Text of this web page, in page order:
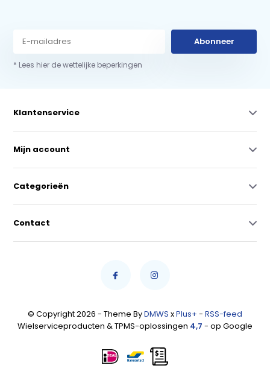
Abonneer
* Lees hier de wettelijke beperkingen
Klantenservice
Mijn account
Categorieën
Contact
© Copyright 2026 - Theme ByDMWS xPlus+ - RSS-feed
Wielserviceproducten & TPMS-oplossingen 4,7 - op Google